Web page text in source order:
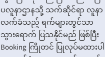
ပလူနာဌာနသို့ သက်ဆိုင်ရာ လူနာ
လက်ခံသည့် ရက်များတွင်သာ
သွားရောက် ပြသနိုင်မည် ဖြစ်ပြီး
Booking ကြိုတင် ပြုလုပ်မထားပါ